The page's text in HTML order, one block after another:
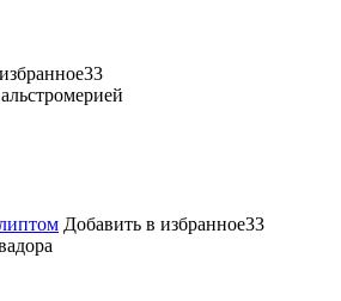
Добавить в избранное33